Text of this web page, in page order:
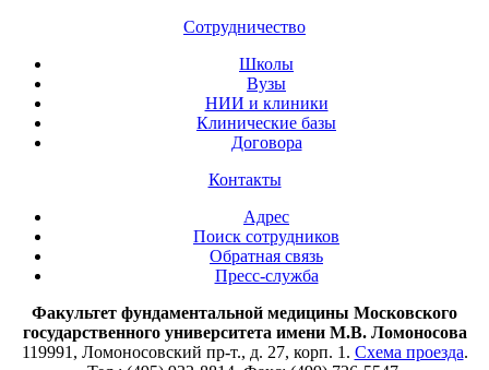
Сотрудничество
Школы
Вузы
НИИ и клиники
Клинические базы
Договора
Контакты
Адрес
Поиск сотрудников
Обратная связь
Пресс-служба
Факультет фундаментальной медицины Московского
государственного университета имени М.В. Ломоносова
119991, Ломоносовский пр-т., д. 27, корп. 1. Схема проезда.